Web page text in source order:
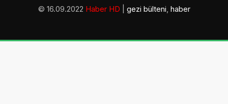
© 16.09.2022 Haber HD gezi bülteni, haber